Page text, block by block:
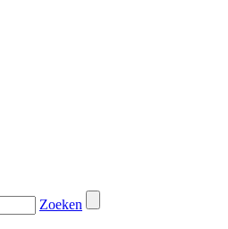
Zoeken